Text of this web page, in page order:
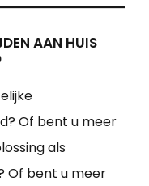
AAN HUIS
Of bent u meer
als
Of bent u meer